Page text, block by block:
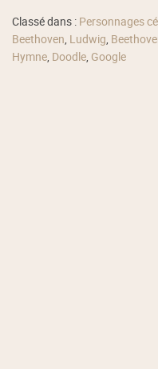
Classé dans : Personnages
Beethoven, Ludwig,
Hymne, Doodle, Google